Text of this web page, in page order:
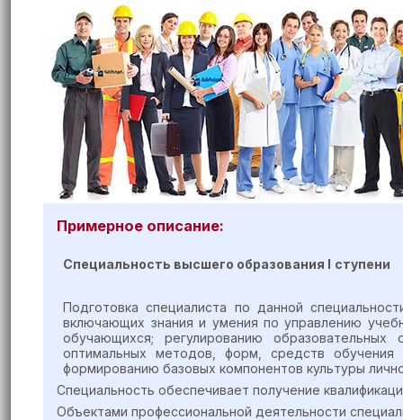
Примерное описание:
Специальность высшего образования I ступени
Подготовка специалиста по данной
включающих знания и умения по управлению
обучающихся; регулированию
оптимальных методов, форм, средств обучения
формированию базовых компонентов культуры
Специальность обеспечивает получение
Объектами профессиональной деятельности